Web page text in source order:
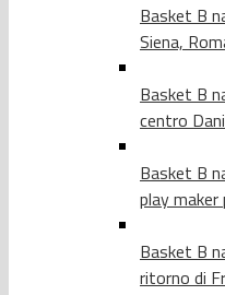
Basket B
Siena,
Basket B
centro
Basket B
play maker
Basket B
ritorno di